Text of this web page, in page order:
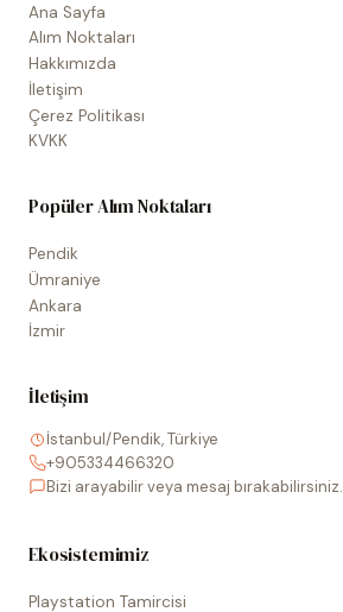
Ana Sayfa
Alım Noktaları
Hakkımızda
İletişim
Çerez Politikası
KVKK
Popüler Alım Noktaları
Pendik
Ümraniye
Ankara
İzmir
İletişim
İstanbul/Pendik, Türkiye
+905334466320
Bizi arayabilir veya mesaj bırakabilirsiniz.
Ekosistemimiz
Playstation Tamircisi